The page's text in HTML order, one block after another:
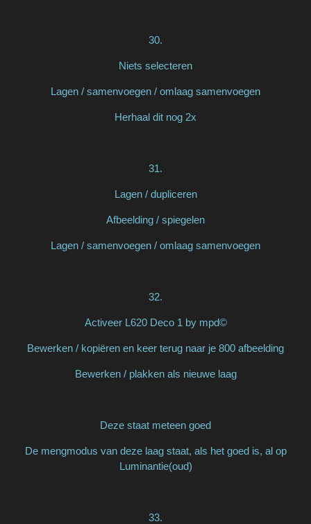
30.
Niets selecteren
Lagen / samenvoegen / omlaag samenvoegen
Herhaal dit nog 2x
31.
Lagen / dupliceren
Afbeelding / spiegelen
Lagen / samenvoegen / omlaag samenvoegen
32.
Activeer L620 Deco 1 by mpd©
Bewerken / kopiëren en keer terug naar je 800 afbeelding
Bewerken / plakken als nieuwe laag
Deze staat meteen goed
De mengmodus van deze laag staat, als het goed is, al op
Luminantie(oud)
33.